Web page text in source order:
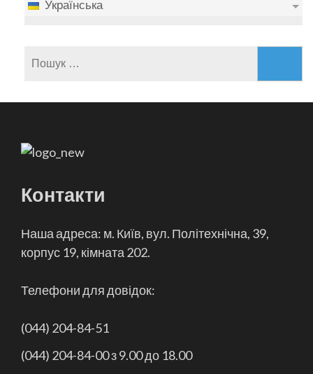
Українська
Контакти
Наша адреса: м. Київ, вул. Політехнічна, 39,
корпус 19, кімната 202.
Телефони для довідок:
(044) 204-84-51
(044) 204-84-00 з 9.00 до 18.00